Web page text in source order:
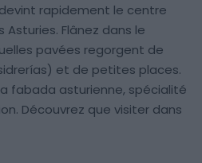
rapidement le centre
Flânez dans le
pavées regorgent de
et de petites places.
fabada asturienne, spécialité
Découvrez que visiter dans